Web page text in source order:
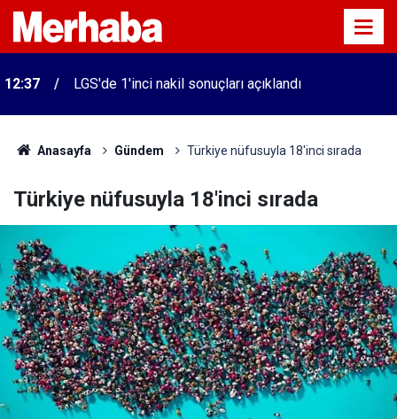
12:37 LGS'de 1'inci nakil sonuçları açıklandı
Anasayfa Gündem Türkiye nüfusuyla 18'inci sırada
Türkiye nüfusuyla 18'inci sırada